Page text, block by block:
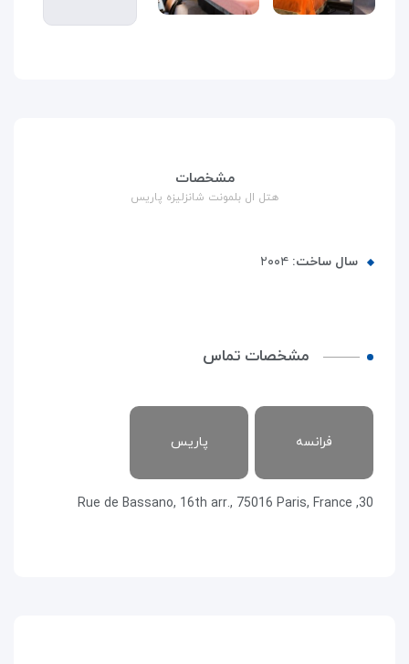
مشخصات
هتل ال بلمونت شانزلیزه پاریس
سال ساخت: ۲۰۰۴
مشخصات تماس
فرانسه پاریس
30, Rue de Bassano, 16th arr., 75016 Paris, France